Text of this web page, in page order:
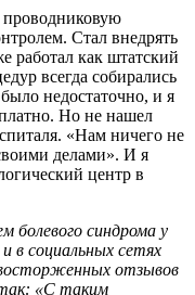
проводниковую
Стал внедрять
работал как штатский
всегда собирались
недостаточно, и я
Но не нашел
«Нам ничего не
делами». И я
центр в
болевого синдрома у
в социальных сетях
отзывов
«С таким